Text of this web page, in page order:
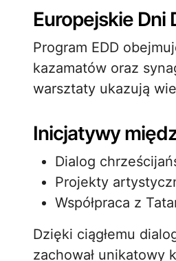
Europejskie Dni
Program EDD
kazamatów oraz
warsztaty ukazują
Inicjatywy
Dialog
Projekty
Współpraca z
Dzięki ciągłemu
zachował unikatowy